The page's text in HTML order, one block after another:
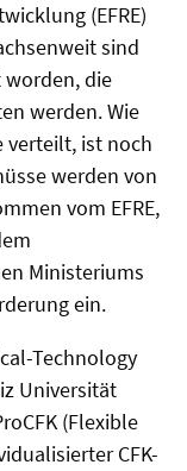
(EFRE)
sind
die
werden. Wie
verteilt, ist noch
werden von
vom EFRE,
Ministeriums
ein.
Technology
Universität
(Flexible
CFK-